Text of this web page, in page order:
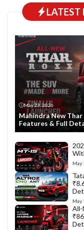
LATEST
May 23, 2026
Mahindra New Thar
Features & Full
May
May
All-